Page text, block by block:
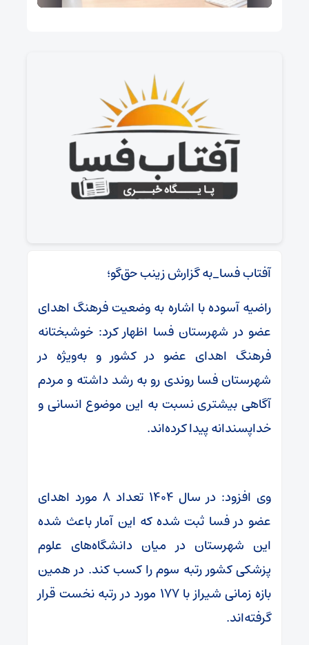
آفتاب فسا_به گزارش زینب حق‌گو؛
راضیه آسوده با اشاره به وضعیت فرهنگ اهدای
عضو در شهرستان فسا اظهار کرد: خوشبختانه
فرهنگ اهدای عضو در کشور و به‌ویژه در
شهرستان فسا روندی رو به رشد داشته و مردم
آگاهی بیشتری نسبت به این موضوع انسانی و
خداپسندانه پیدا کرده‌اند.
وی افزود: در سال ۱۴۰۴ تعداد ۸ مورد اهدای
عضو در فسا ثبت شده که این آمار باعث شده
این شهرستان در میان دانشگاه‌های علوم
پزشکی کشور رتبه سوم را کسب کند. در همین
بازه زمانی شیراز با ۱۷۷ مورد در رتبه نخست قرار
گرفته‌اند.